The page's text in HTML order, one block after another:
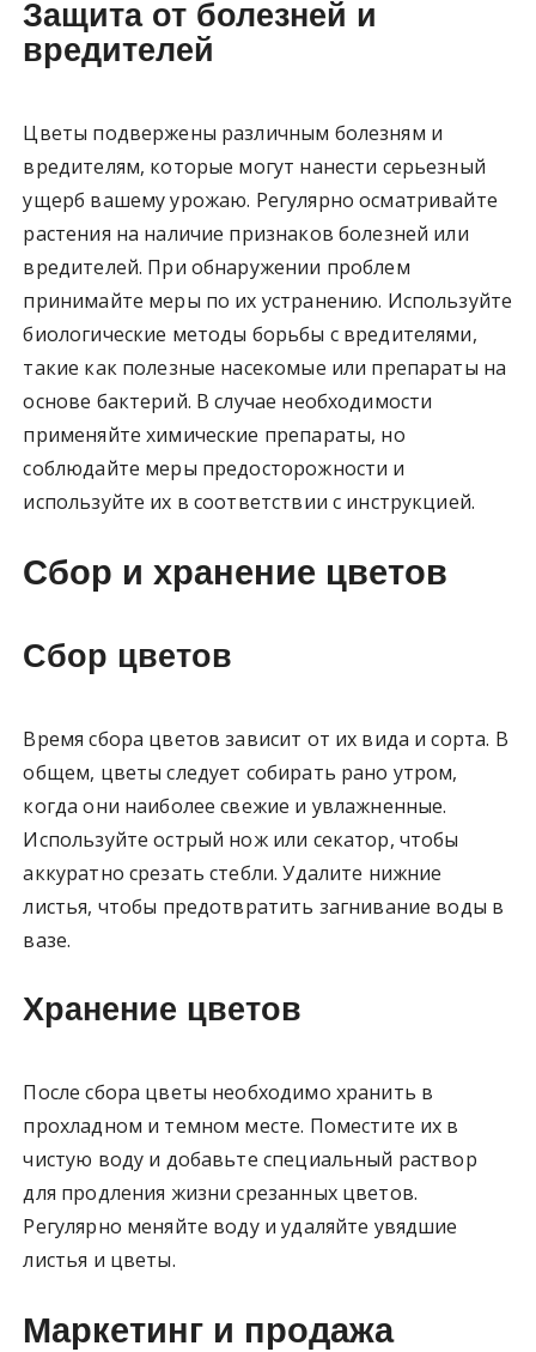
Защита от болезней и
вредителей
Цветы подвержены различным болезням и
вредителям, которые могут нанести серьезный
ущерб вашему урожаю. Регулярно осматривайте
растения на наличие признаков болезней или
вредителей. При обнаружении проблем
принимайте меры по их устранению. Используйте
биологические методы борьбы с вредителями,
такие как полезные насекомые или препараты на
основе бактерий. В случае необходимости
применяйте химические препараты, но
соблюдайте меры предосторожности и
используйте их в соответствии с инструкцией.
Сбор и хранение цветов
Сбор цветов
Время сбора цветов зависит от их вида и сорта. В
общем, цветы следует собирать рано утром,
когда они наиболее свежие и увлажненные.
Используйте острый нож или секатор, чтобы
аккуратно срезать стебли. Удалите нижние
листья, чтобы предотвратить загнивание воды в
вазе.
Хранение цветов
После сбора цветы необходимо хранить в
прохладном и темном месте. Поместите их в
чистую воду и добавьте специальный раствор
для продления жизни срезанных цветов.
Регулярно меняйте воду и удаляйте увядшие
листья и цветы.
Маркетинг и продажа